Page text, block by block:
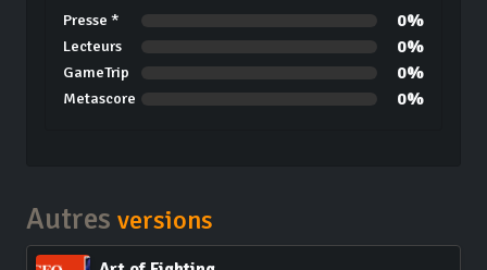
Presse * 0%
Lecteurs 0%
GameTrip 0%
Metascore 0%
Autres versions